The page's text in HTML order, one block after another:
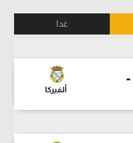
غدا
-
ألفيركا